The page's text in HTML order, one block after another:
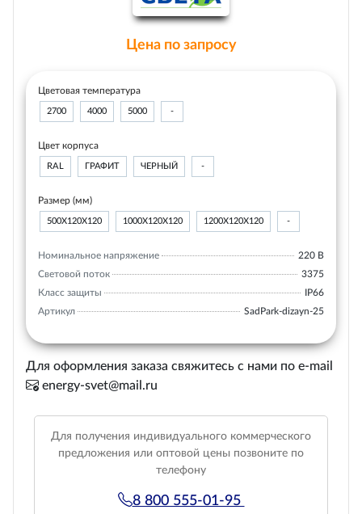
Цена по запросу
Цветовая температура
2700 4000 5000 -
Цвет корпуса
RAL ГРАФИТ ЧЕРНЫЙ -
Размер (мм)
500Х120Х120 1000Х120Х120 1200Х120Х120 -
Номинальное напряжение
220 В
Световой поток
3375
Класс защиты
IP66
Артикул
SadPark-dizayn-25
Для оформления заказа свяжитесь с нами по e-mail
energy-svet@mail.ru
Для получения индивидуального коммерческого
предложения или оптовой цены позвоните по
телефону
8 800 555-01-95